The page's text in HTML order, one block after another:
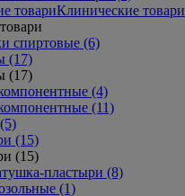
Клинические товари
спиртовые (6)
(17)
(17)
(4)
(11)
(15)
(15)
пластыри (8)
(1)